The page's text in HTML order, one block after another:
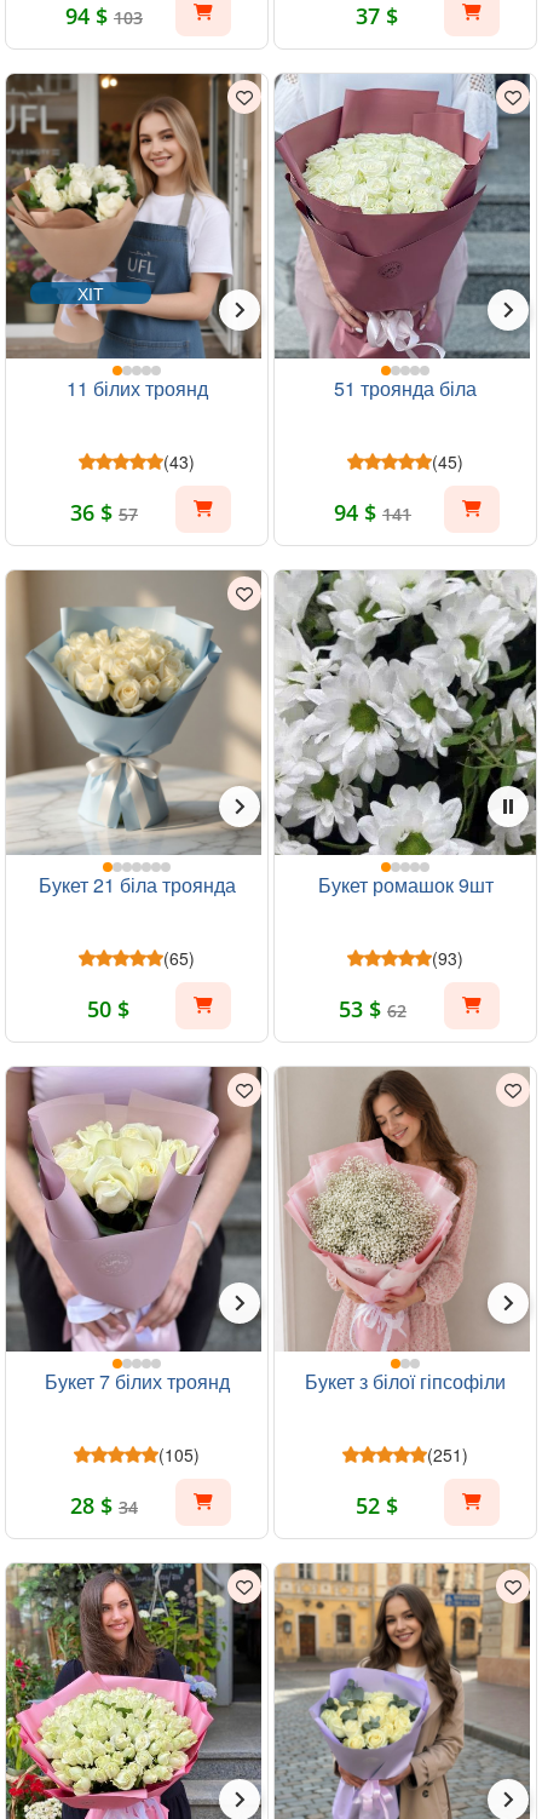
94 $ 103 37 $
ХІТ
11 білих троянд
(43)
36 $ 57
51 троянда біла
(45)
94 $ 141
Букет 21 біла троянда
(65)
50 $
Букет ромашок 9шт
(93)
53 $ 62
Букет 7 білих троянд
(105)
28 $ 34
Букет з білої гіпсофіли
(251)
52 $